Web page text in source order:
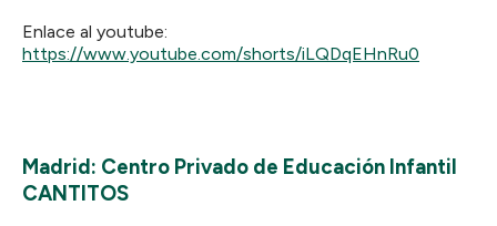
Enlace al youtube:
https://www.youtube.com/shorts/iLQDqEHnRu0
Madrid: Centro Privado de Educación Infantil
CANTITOS